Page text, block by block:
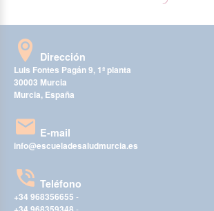
Dirección
Luis Fontes Pagán 9, 1ª planta
30003 Murcia
Murcia, España
E-mail
info@escueladesaludmurcia.es
Teléfono
+34 968356655 -